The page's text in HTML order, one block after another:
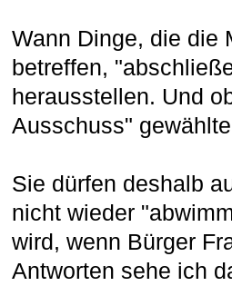
Wann Dinge, die die
betreffen,
herausstellen. Und
Ausschuss"
Sie dürfen deshalb
nicht wieder
wird, wenn Bürger
Antworten sehe ich